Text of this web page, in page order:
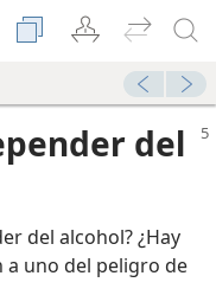
del
del alcohol? ¿Hay
a uno del peligro de